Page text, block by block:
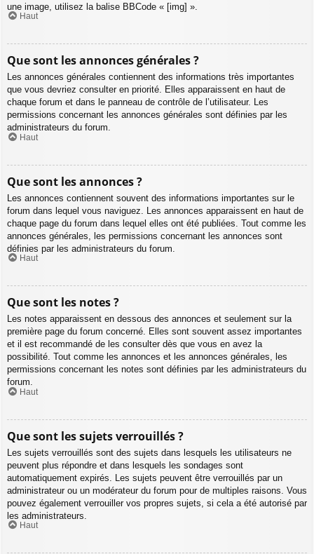
une image, utilisez la balise BBCode « [img] ».
Haut
Que sont les annonces générales ?
Les annonces générales contiennent des informations très importantes
que vous devriez consulter en priorité. Elles apparaissent en haut de
chaque forum et dans le panneau de contrôle de l’utilisateur. Les
permissions concernant les annonces générales sont définies par les
administrateurs du forum.
Haut
Que sont les annonces ?
Les annonces contiennent souvent des informations importantes sur le
forum dans lequel vous naviguez. Les annonces apparaissent en haut de
chaque page du forum dans lequel elles ont été publiées. Tout comme les
annonces générales, les permissions concernant les annonces sont
définies par les administrateurs du forum.
Haut
Que sont les notes ?
Les notes apparaissent en dessous des annonces et seulement sur la
première page du forum concerné. Elles sont souvent assez importantes
et il est recommandé de les consulter dès que vous en avez la
possibilité. Tout comme les annonces et les annonces générales, les
permissions concernant les notes sont définies par les administrateurs du
forum.
Haut
Que sont les sujets verrouillés ?
Les sujets verrouillés sont des sujets dans lesquels les utilisateurs ne
peuvent plus répondre et dans lesquels les sondages sont
automatiquement expirés. Les sujets peuvent être verrouillés par un
administrateur ou un modérateur du forum pour de multiples raisons. Vous
pouvez également verrouiller vos propres sujets, si cela a été autorisé par
les administrateurs.
Haut